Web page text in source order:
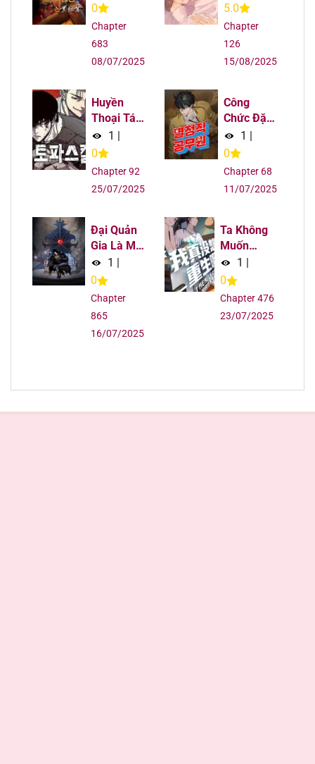
Chapter 121 22/09/2025
22/09/2025
Chapter 119
Chapter 118 22/09/2025
Chapter 117 22/09/2025
Chapter 115 22/09/2025
Chapter 114
0
Chapter
683
08/07/2025
5.0
Chapter
126
15/08/2025
Huyền
Thoại Tái
Xuất
1 |
0
Chapter 92
25/07/2025
Công
Chức Đặc
Dị 1 |
0
Chapter 68
11/07/2025
Đại Quản
Gia Là Ma
Hoàng
1
0
Chapter
865
16/07/2025
Ta Không
Muốn
Trùng Sinh
Đâu
1
0
Chapter 476
23/07/2025